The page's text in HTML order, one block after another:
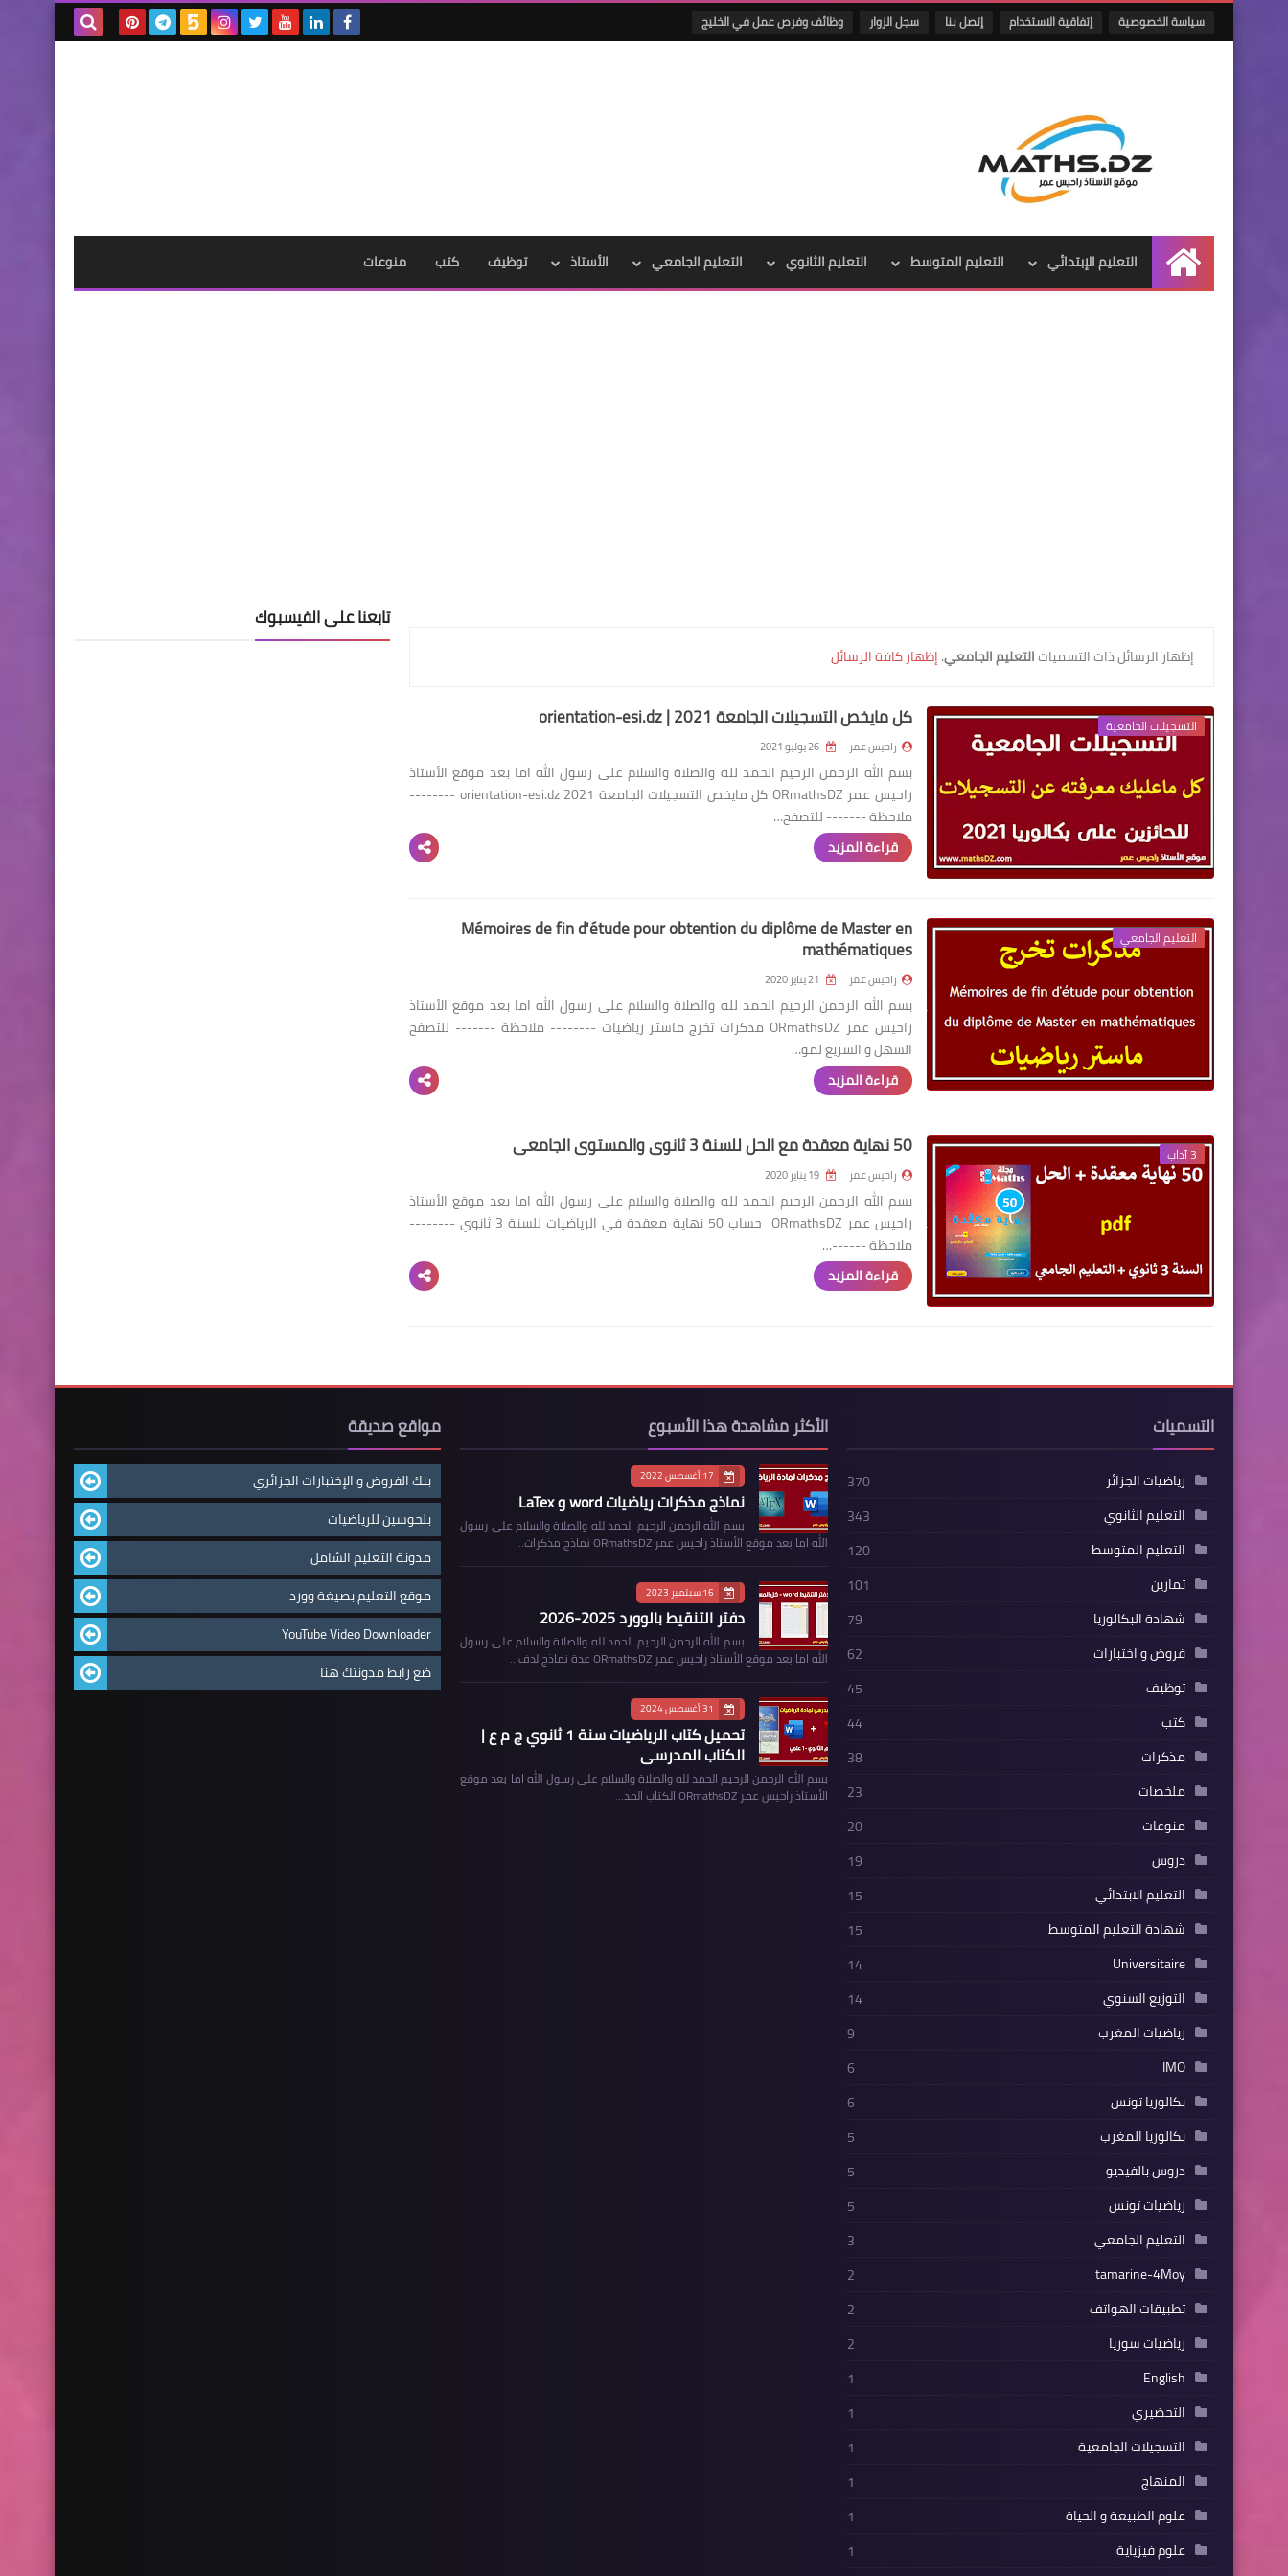
سياسة الخصوصية إتفاقية الاستخدام إتصل بنا سجل الزوار وظائف وفرص عمل في الخليج
الرئيسية
التعليم الإبتدائي التعليم المتوسط التعليم الثانوي التعليم الجامعي الأستاذ توظيف كتب منوعات
‏إظهار الرسائل ذات التسمياتالتعليم الجامعي.إظهار كافة الرسائل
التسجيلات الجامعية كل مايخص التسجيلات الجامعة 2021 | orientation-esi.dz
راحيس عمر
بسم الله الرحمن الرحيم الحمد لله والصلاة والسلام على رسول الله اما بعد موقع الأستاذ
راحيس عمر ORmathsDZ كل مايخص التسجيلات الجامعة 2021 orientation-esi.dz --------
ملاحظة ------- للتصفح…
قراءة المزيد
التعليم الجامعي Mémoires de fin d'étude pour obtention du diplôme de Master en
mathématiques
راحيس عمر
بسم الله الرحمن الرحيم الحمد لله والصلاة والسلام على رسول الله اما بعد موقع الأستاذ
راحيس عمر ORmathsDZ مذكرات تخرج ماستر رياضيات -------- ملاحظة ------- للتصفح
السهل و السريع لمو…
قراءة المزيد
3 آداب 50 نهاية معقدة مع الحل للسنة 3 ثانوي والمستوى الجامعي
راحيس عمر
بسم الله الرحمن الرحيم الحمد لله والصلاة والسلام على رسول الله اما بعد موقع الأستاذ
راحيس عمر ORmathsDZ حساب 50 نهاية معقدة في الرياضيات للسنة 3 ثانوي --------
ملاحظة ------…
قراءة المزيد
تابعنا على الفيسبوك
التسميات
رياضيات الجزائر
370
التعليم الثانوي
343
التعليم المتوسط
120
تمارين
101
شهادة البكالوريا
79
فروض و اختبارات
62
توظيف
45
كتب
44
مذكرات
38
ملخصات
23
منوعات
20
دروس
19
التعليم الابتدائي
15
شهادة التعليم المتوسط
15
Universitaire
14
التوزيع السنوي
14
رياضيات المغرب
9
IMO
6
بكالوريا تونس
6
بكالوريا المغرب
5
دروس بالفيديو
5
رياضيات تونس
5
التعليم الجامعي
3
tamarine-4Moy
2
تطبيقات الهواتف
2
رياضيات سوريا
2
English
1
التحضيري
1
التسجيلات الجامعية
1
المنهاج
1
علوم الطبيعة و الحياة
1
علوم فيزياية
1
الأكثر مشاهدة هذا الأسبوع
17 أغسطس 2022
نماذج مذكرات رياضيات word و LaTex
بسم الله الرحمن الرحيم الحمد لله والصلاة والسلام على رسول
الله اما بعد موقع الأستاذ راحيس عمر ORmathsDZ نماذج مذكرات…
16 سبتمبر 2023
دفتر التنقيط بالوورد 2025-2026
بسم الله الرحمن الرحيم الحمد لله والصلاة والسلام على رسول
الله اما بعد موقع الأستاذ راحيس عمر ORmathsDZ عدة نماذج لدف…
31 أغسطس 2024
تحميل كتاب الرياضيات سنة 1 ثانوي ج م ع |
الكتاب المدرسي
بسم الله الرحمن الرحيم الحمد لله والصلاة والسلام على رسول الله اما بعد موقع
الأستاذ راحيس عمر ORmathsDZ الكتاب المد…
مواقع صديقة
بنك الفروض و الإختبارات الجزائري
بلحوسين للرياضيات
مدونة التعليم الشامل
موقع التعليم بصيغة وورد
YouTube Video Downloader
ضع رابط مدونتك هنا